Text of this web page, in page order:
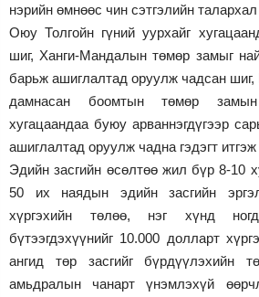
нэрийн өмнөөс чин сэтгэлийн
Оюу Толгойн гүний уурхайг
шиг, Ханги-Мандалын төмөр замыг
барьж ашиглалтад оруулж чадсан
дамнасан боомтын төмөр замын
хугацаандаа буюу арваннэгдүгээр
ашиглалтад оруулж чадна гэдэгт
Эдийн засгийн өсөлтөө жил бүр 8-10
50 их наядын эдийн засгийн
хүргэхийн төлөө, нэг хүнд
бүтээгдэхүүнийг 10.000 долларт
ангид төр засгийг бүрдүүлэхийн
амьдралын чанарт үнэмлэхүй